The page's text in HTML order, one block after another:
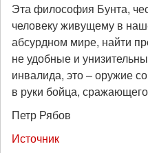
Эта философия Бунта,
человеку живущему в
абсурдном мире, найти
не удобные и
инвалида, это – оружие
в руки бойца,
Петр Рябов
Источник